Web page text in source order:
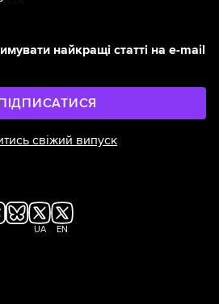
найкращі статті на e-mail
свіжий випуск
UA EN